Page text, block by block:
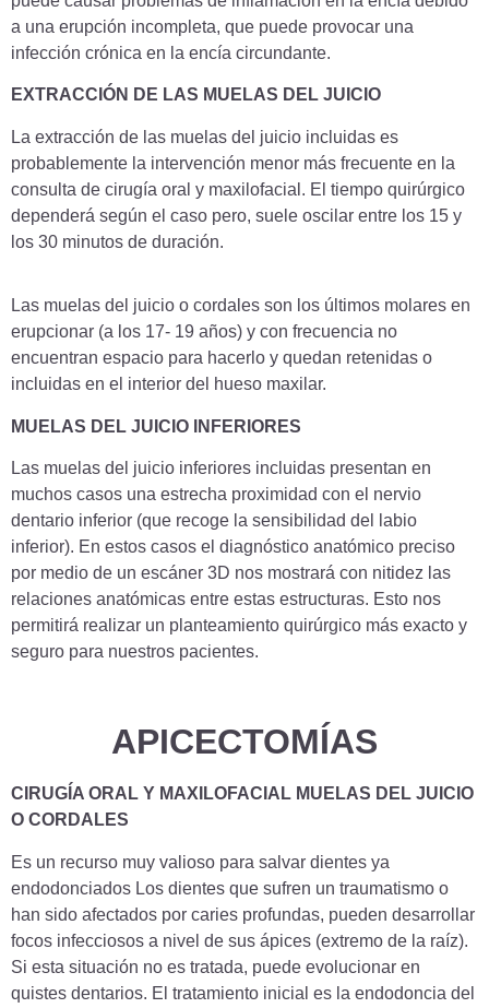
a una erupción incompleta, que puede provocar una
infección crónica en la encía circundante.
EXTRACCIÓN DE LAS MUELAS DEL JUICIO
La extracción de las muelas del juicio incluidas es
probablemente la intervención menor más frecuente en la
consulta de cirugía oral y maxilofacial. El tiempo quirúrgico
dependerá según el caso pero, suele oscilar entre los 15 y
los 30 minutos de duración.
Las muelas del juicio o cordales son los últimos molares en
erupcionar (a los 17- 19 años) y con frecuencia no
encuentran espacio para hacerlo y quedan retenidas o
incluidas en el interior del hueso maxilar.
MUELAS DEL JUICIO INFERIORES
Las muelas del juicio inferiores incluidas presentan en
muchos casos una estrecha proximidad con el nervio
dentario inferior (que recoge la sensibilidad del labio
inferior). En estos casos el diagnóstico anatómico preciso
por medio de un escáner 3D nos mostrará con nitidez las
relaciones anatómicas entre estas estructuras. Esto nos
permitirá realizar un planteamiento quirúrgico más exacto y
seguro para nuestros pacientes.
APICECTOMÍAS
CIRUGÍA ORAL Y MAXILOFACIAL MUELAS DEL JUICIO
O CORDALES
Es un recurso muy valioso para salvar dientes ya
endodonciados Los dientes que sufren un traumatismo o
han sido afectados por caries profundas, pueden desarrollar
focos infecciosos a nivel de sus ápices (extremo de la raíz).
Si esta situación no es tratada, puede evolucionar en
quistes dentarios. El tratamiento inicial es la endodoncia del